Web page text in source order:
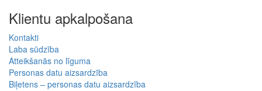
Klientu apkalpošana
Kontakti
Laba sūdzība
Atteikšanās no līguma
Personas datu aizsardzība
Biļetens – personas datu aizsardzība